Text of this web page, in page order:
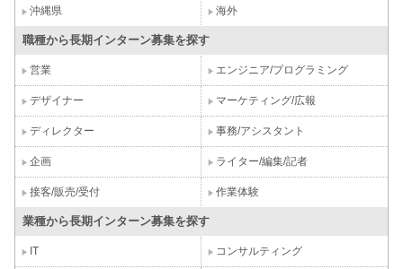
沖縄県 海外
職種から長期インターン募集を探す
営業 エンジニア/プログラミング
デザイナー マーケティング/広報
ディレクター 事務/アシスタント
企画 ライター/編集/記者
接客/販売/受付 作業体験
業種から長期インターン募集を探す
IT コンサルティング